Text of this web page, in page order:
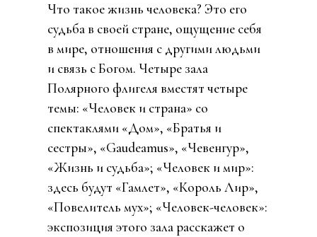
Что такое жизнь человека? Это его
судьба в своей стране, ощущение себя
в мире, отношения с другими людьми
и связь с Богом. Четыре зала
Полярного флигеля вместят четыре
темы: «Человек и страна» со
спектаклями «Дом», «Братья и
сестры», «Gaudeamus», «Чевенгур»,
«Жизнь и судьба»; «Человек и мир»:
здесь будут «Гамлет», «Король Лир»,
«Повелитель мух»; «Человек-человек»:
экспозиция этого зала расскажет о